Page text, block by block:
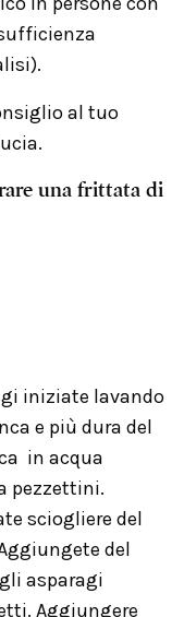
al tuo
una frittata di
iniziate lavando
e più dura del
in acqua
pezzettini.
sciogliere del
del
asparagi
Aggiungere